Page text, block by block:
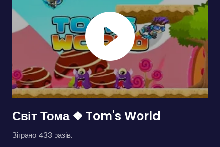
Світ Тома ❖ Tom's World
Зіграно 433 разів.